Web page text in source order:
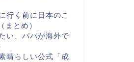
行く前に日本のこ
まとめ）
い、パパが海外で
晴らしい公式「成